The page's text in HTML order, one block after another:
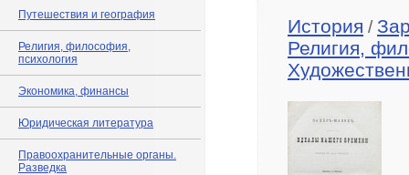
Путешествия и география
Религия, философия,
психология
Экономика, финансы
Юридическая литература
Правоохранительные органы.
Разведка
История /
Религия,